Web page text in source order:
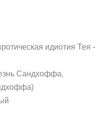
идиотия Тея -
Сандхоффа,